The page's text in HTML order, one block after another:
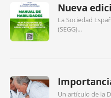
Nueva
La Sociedad
(SEGG)...
Un artículo de la